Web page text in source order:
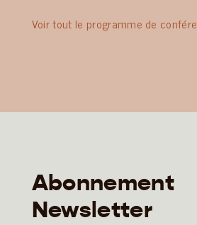
Voir tout le programme de
Abonnement
Newsletter